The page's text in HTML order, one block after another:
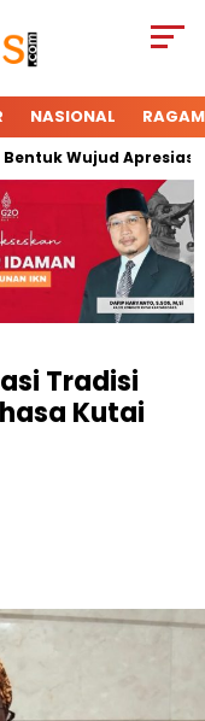
NASIONAL RAGAM
Wujud Apresiasi
Tradisi
Kutai